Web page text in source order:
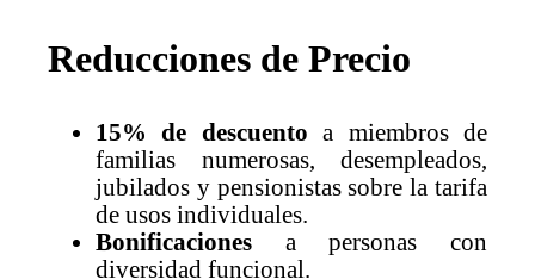
Reducciones de Precio
15% de descuento a miembros de
familias numerosas, desempleados,
jubilados y pensionistas sobre la tarifa
de usos individuales.
Bonificaciones a personas con
diversidad funcional.